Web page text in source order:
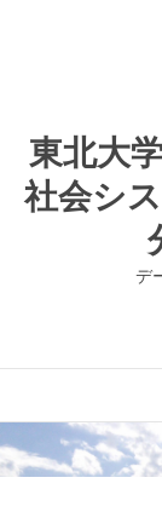
東北大
社会シ
デ